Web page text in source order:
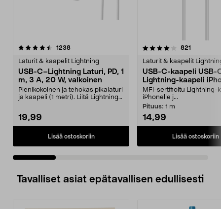
1238arvostelut
Laturit & kaapelit Lightning
USB-C–Lightning Laturi, PD, 1
m, 3 A, 20 W, valkoinen
Pienikokoinen ja tehokas pikalaturi
ja kaapeli (1 metri). Liitä Lightning-
19,99
Lisää ostoskoriin
4.0 viidestä
821
Laturit & kaapelit
USB-C-kaapeli USB-
Lightning-kaapeli
Clas Ohlson
MFi-sertifioitu Lightning-
iPhonelle j...
Pituus: 1 m
14,99
Lisää ostoskoriin
4.0 viidestä
Tavalliset asiat epätavallisen edullisesti